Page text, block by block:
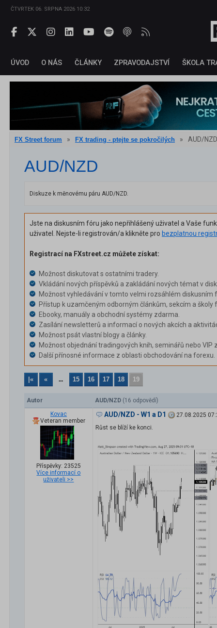
ČTVRTEK 06. SRPNA 2026 10:32
ÚVOD O NÁS ČLÁNKY ZPRAVODAJSTVÍ ŠKOLA
FX Street forum » FX trading - ptejte se pokročilých » AUD/NZD
AUD/NZD
Diskuze k měnovému páru AUD/NZD.
Jste na diskusním fóru jako nepřihlášený uživatel a Vaše
uživatel. Nejste-li registrován/a klikněte pro bezplatnou
Registrací na FXstreet.cz můžete získat:
Možnost diskutovat s ostatními tradery.
Vkládání nových příspěvků a zakládání nových témat v
Možnost vyhledávání v tomto velmi rozsáhlém diskusním
Přístup k uzamčeným odborným článkům, sekcím a školy
Ebooky, manuály a obchodní systémy zdarma.
Zasílání newsletterů a informací o nových akcích a
Možnost psát vlastní blogy a články.
Možnost objednání tradingových knih, seminářů nebo VIP
Další přínosné informace z oblasti obchodování na forexu.
|« « ... 15 16 17 18 19
Autor AUD/NZD (16 odpovědí)
Kovac
Veteran member
Příspěvky: 23525
Více informací o
uživateli >>
AUD/NZD - W1 a D1
27.08.2025
Růst se blíží ke konci.